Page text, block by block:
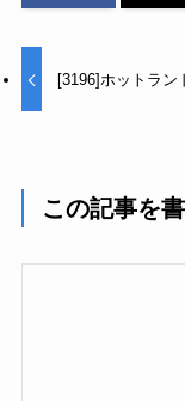
[3196]ホットラン
この記事を